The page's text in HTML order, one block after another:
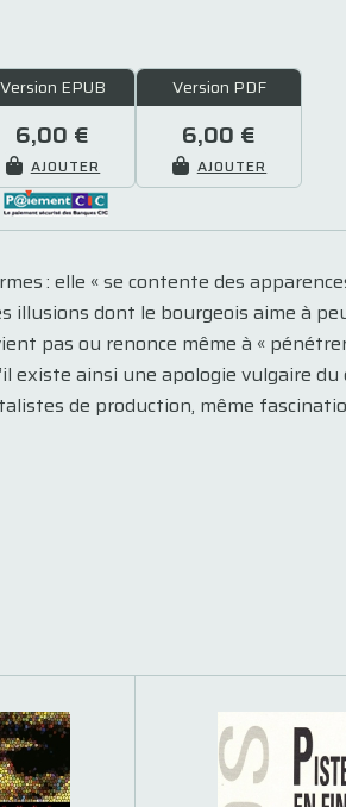
Version EPUB
6,00 €
AJOUTER
Version PDF
6,00 €
AJOUTER
: elle « se contente des
dont le bourgeois aime à
pas ou renonce même à «
existe ainsi une apologie vulgaire
de production, même